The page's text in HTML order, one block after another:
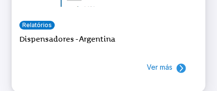
Relatórios
Dispensadores - Argentina
Ver más